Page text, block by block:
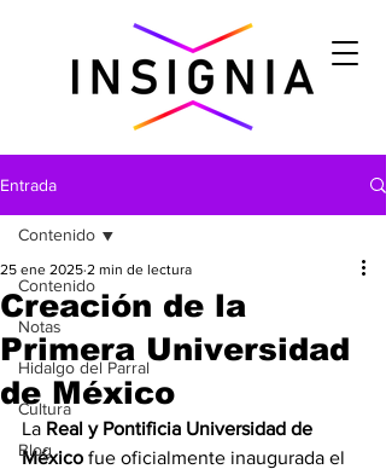
Entrada
Contenido
Notas
Hidalgo del Parral
Cultura
Blog
Contenido
Creación de la
Primera Universidad
de México
25 ene 2025 2 min de lectura
La Real y Pontificia Universidad de
México fue oficialmente inaugurada el